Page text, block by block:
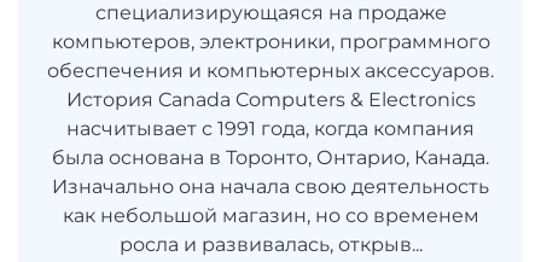
специализирующаяся на продаже
компьютеров, электроники, программного
обеспечения и компьютерных аксессуаров.
История Canada Computers & Electronics
насчитывает с 1991 года, когда компания
была основана в Торонто, Онтарио, Канада.
Изначально она начала свою деятельность
как небольшой магазин, но со временем
росла и развивалась, открыв...